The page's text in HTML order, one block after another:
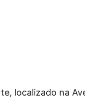
localizado na